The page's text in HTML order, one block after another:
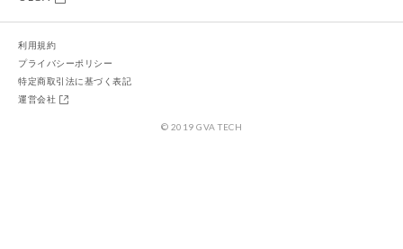
利用規約
プライバシーポリシー
特定商取引法に基づく表記
運営会社
© 2019 GVA TECH